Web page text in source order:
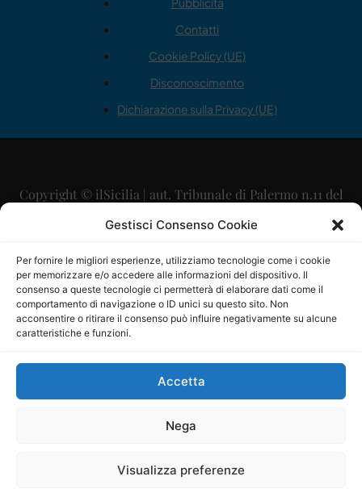
Gestisci Consenso Cookie
Per fornire le migliori esperienze, utilizziamo tecnologie come i cookie
per memorizzare e/o accedere alle informazioni del dispositivo. Il
consenso a queste tecnologie ci permetterà di elaborare dati come il
comportamento di navigazione o ID unici su questo sito. Non
acconsentire o ritirare il consenso può influire negativamente su alcune
caratteristiche e funzioni.
Accetta
Nega
Visualizza preferenze
Contatti
Cookie Policy (UE)
Disconoscimento
Dichiarazione sulla Privacy (UE)
Copyright © ilSicilia | aut. Tribunale di Palermo n.11 del
29/09/2015
Direttore Editoriale: Maurizio Scaglione
Direttore Responsabile: Maria Calabrese
P.IVA: 06334930820
Mercurio Comunicazione Società Cooperativa a r.l. è
iscritta al Registro degli Operatori di Comunicazione al
Sito gestito daLa Digitale srl–info@ladigitale.it